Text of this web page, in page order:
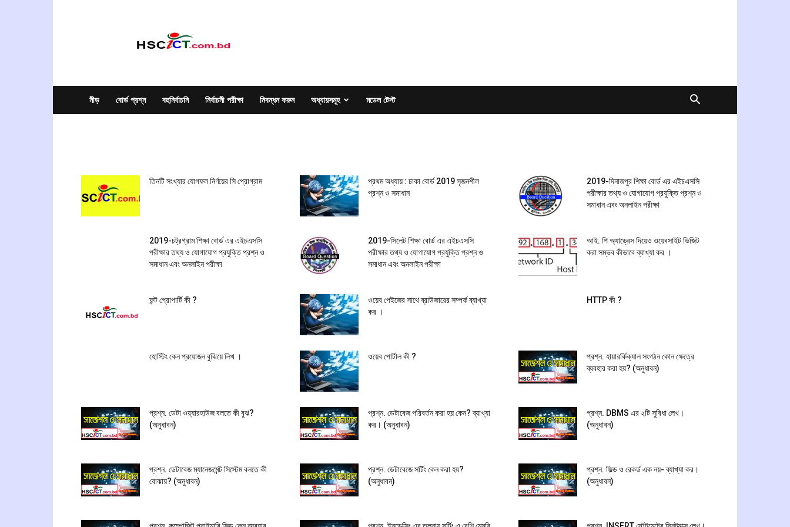
নীড় বোর্ড প্রশ্ন বহুনির্বাচনি নির্বাচনী পরীক্ষা নিবন্ধন করুন অধ্যায়সমূহ মডেল টেস্ট
তিনটি সংখ্যার যোগফল নির্ণয়ের সি প্রোগ্রাম
প্রথম অধ্যায় : ঢাকা বোর্ড 2019 সৃজনশীল
প্রশ্ন ও সমাধান
2019-দিনাজপুর শিক্ষা বোর্ড এর এইচএসসি
পরীক্ষার তথ্য ও যোগাযোগ প্রযুক্তি প্রশ্ন ও
সমাধান এবং অনলাইন পরীক্ষা
2019-চট্রগ্রাম শিক্ষা বোর্ড এর এইচএসসি
পরীক্ষার তথ্য ও যোগাযোগ প্রযুক্তি প্রশ্ন ও
সমাধান এবং অনলাইন পরীক্ষা
2019-সিলেট শিক্ষা বোর্ড এর এইচএসসি
পরীক্ষার তথ্য ও যোগাযোগ প্রযুক্তি প্রশ্ন ও
সমাধান এবং অনলাইন পরীক্ষা
আই. পি অ্যাড্রেস দিয়েও ওয়েবসাইট ভিজিট
করা সম্ভব কীভাবে ব্যাখ্যা কর ।
ফন্ট প্রোপার্টি কী ?
ওয়েব পেইজের সাথে ব্রাউজারের সম্পর্ক ব্যাখ্যা
কর ।
HTTP কী ?
হোস্টিং কেন প্রয়োজন বুঝিয়ে লিখ । ওয়েব পোর্টাল কী ?
প্রশ্ন. হায়ারর্কিক্যাল সংগঠন কোন ক্ষেত্রে
ব্যবহার করা হয়? (অনুধাবন)
প্রশ্ন. ডেটা ওয়্যারহাউজ বলতে কী বুঝ?
(অনুধাবন)
প্রশ্ন. ডেটাবেজ পরিবর্তন করা হয় কেন? ব্যাখ্যা
কর। (অনুধাবন)
প্রশ্ন. DBMS এর ২টি সুবিধা লেখ।
(অনুধাবন)
প্রশ্ন. ডেটাবেজ ম্যানেজমেন্ট সিস্টেম বলতে কী
বোঝায়? (অনুধাবন)
প্রশ্ন. ডেটাবেজে সর্টিং কেন করা হয়?
(অনুধাবন)
প্রশ্ন. ফিল্ড ও রেকর্ড এক নয়- ব্যাখ্যা কর।
(অনুধাবন)